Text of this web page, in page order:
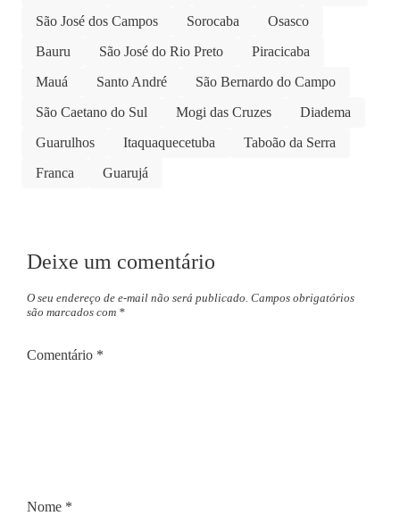
São José dos Campos
Sorocaba
Osasco
Bauru
São José do Rio Preto
Piracicaba
Mauá
Santo André
São Bernardo do Campo
São Caetano do Sul
Mogi das Cruzes
Diadema
Guarulhos
Itaquaquecetuba
Taboão da Serra
Franca
Guarujá
Deixe um comentário
O seu endereço de e-mail não será publicado. Campos obrigatórios
são marcados com *
Comentário *
Nome *